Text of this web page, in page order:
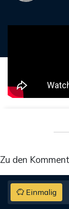
Zu den
Einmalig